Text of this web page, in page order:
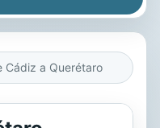
Cádiz a Querétaro